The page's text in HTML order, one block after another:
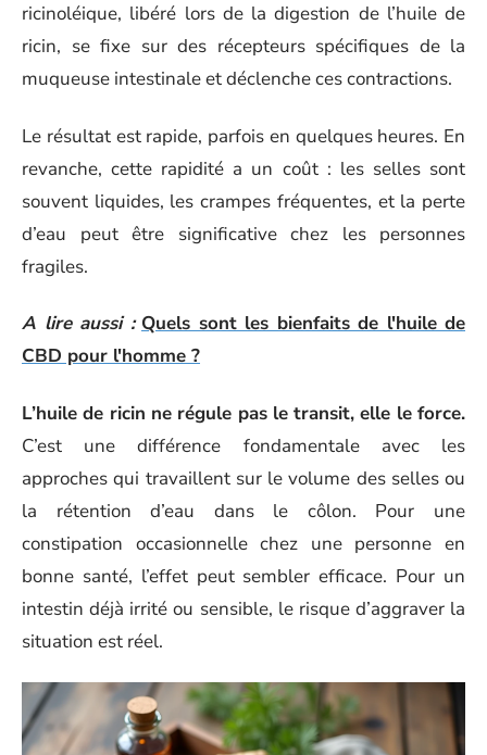
ricinoléique, libéré lors de la digestion de l’huile de
ricin, se fixe sur des récepteurs spécifiques de la
muqueuse intestinale et déclenche ces contractions.
Le résultat est rapide, parfois en quelques heures. En
revanche, cette rapidité a un coût : les selles sont
souvent liquides, les crampes fréquentes, et la perte
d’eau peut être significative chez les personnes
fragiles.
A lire aussi : Quels sont les bienfaits de l'huile de
CBD pour l'homme ?
L’huile de ricin ne régule pas le transit, elle le force.
C’est une différence fondamentale avec les
approches qui travaillent sur le volume des selles ou
la rétention d’eau dans le côlon. Pour une
constipation occasionnelle chez une personne en
bonne santé, l’effet peut sembler efficace. Pour un
intestin déjà irrité ou sensible, le risque d’aggraver la
situation est réel.